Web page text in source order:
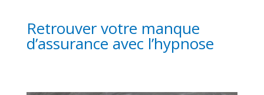
Retrouver votre manque
d’assurance avec l’hypnose